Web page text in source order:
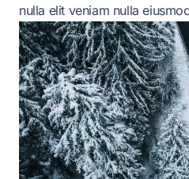
nulla elit veniam nulla